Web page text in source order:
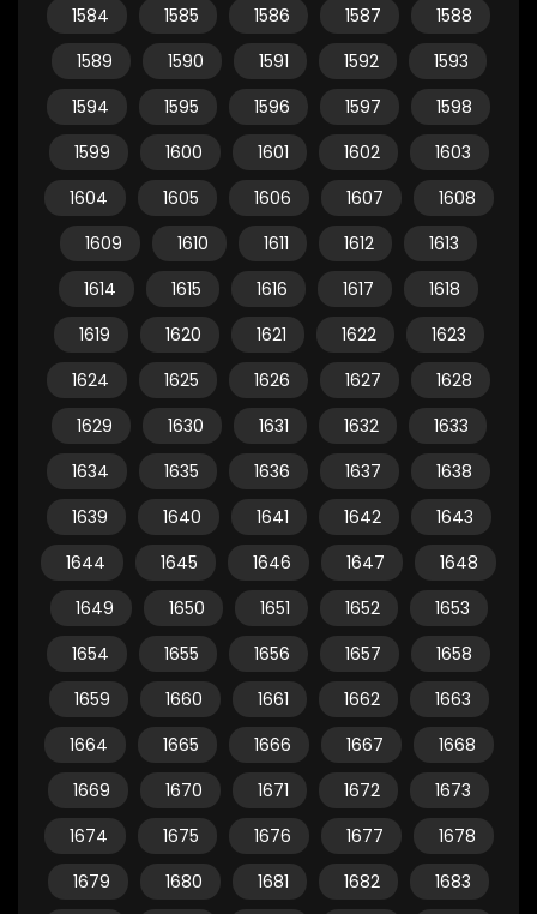
1584
1585 1586 1587
1588
1589
1590 1591 1592
1593
1594
1595 1596 1597
1598
1599
1600 1601 1602
1603
1604
1605 1606 1607
1608
1609
1610 1611 1612
1613
1614
1615 1616 1617
1618
1619
1620 1621 1622
1623
1624
1625 1626 1627
1628
1629
1630 1631 1632
1633
1634
1635 1636 1637
1638
1639
1640 1641 1642
1643
1644
1645 1646 1647
1648
1649
1650 1651 1652
1653
1654
1655 1656 1657
1658
1659
1660 1661 1662
1663
1664
1665 1666 1667
1668
1669
1670 1671 1672
1673
1674
1675 1676 1677
1678
1679
1680 1681 1682
1683